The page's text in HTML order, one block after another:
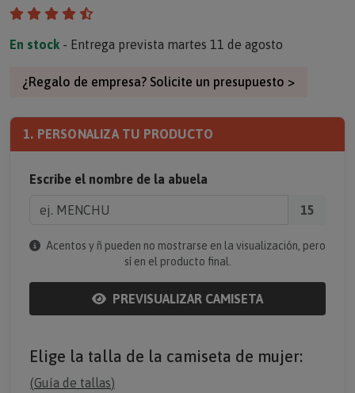
En stock - Entrega prevista martes 11 de agosto
¿Regalo de empresa? Solicite un presupuesto >
1. PERSONALIZA TU PRODUCTO
Escribe el nombre de la abuela
15
Acentos y ñ pueden no mostrarse en la visualización, pero
sí en el producto final.
PREVISUALIZAR CAMISETA
Elige la talla de la camiseta de mujer:
(Guía de tallas)